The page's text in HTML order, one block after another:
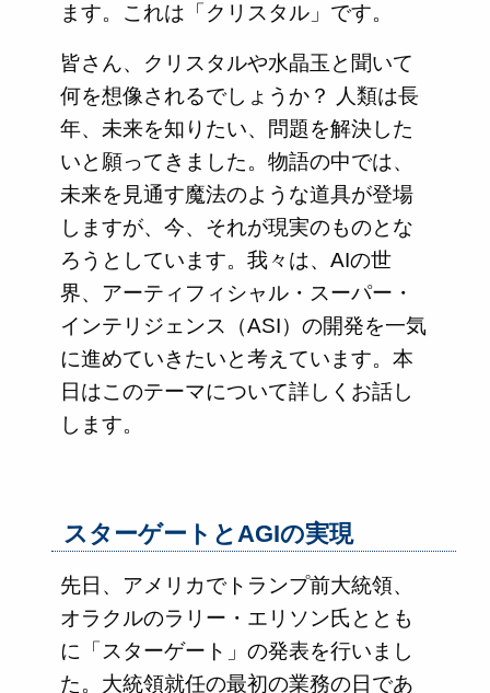
ます。これは「クリスタル」です。
皆さん、クリスタルや水晶玉と聞いて
何を想像されるでしょうか？ 人類は長
年、未来を知りたい、問題を解決した
いと願ってきました。物語の中では、
未来を見通す魔法のような道具が登場
しますが、今、それが現実のものとな
ろうとしています。我々は、AIの世
界、アーティフィシャル・スーパー・
インテリジェンス（ASI）の開発を一気
に進めていきたいと考えています。本
日はこのテーマについて詳しくお話し
します。
スターゲートとAGIの実現
先日、アメリカでトランプ前大統領、
オラクルのラリー・エリソン氏ととも
に「スターゲート」の発表を行いまし
た。大統領就任の最初の業務の日であ